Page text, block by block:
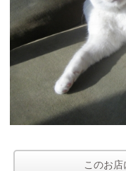
このお